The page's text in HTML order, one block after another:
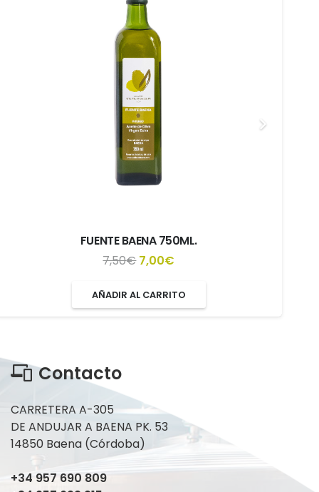
FUENTE BAENA 750ML.
7,50€El
original
7,00€
actual
AÑADIR AL CARRITO
Contacto
CARRETERA A-305
DE ANDUJAR A BAENA PK. 53
14850 Baena (Córdoba)
+34 957 690 809